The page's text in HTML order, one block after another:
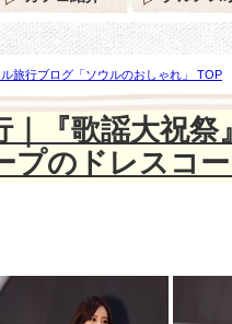
旅行ブログ「ソウルのおしゃれ」 TOP
【ホワイト】♪
｜『歌謡大祝
プのドレスコ